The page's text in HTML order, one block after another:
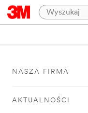
NASZA FIRMA
AKTUALNOŚCI